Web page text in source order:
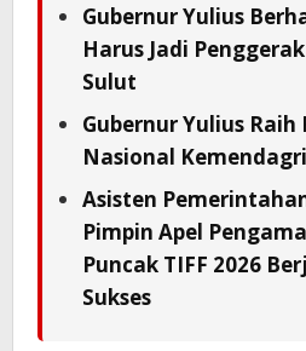
Gubernur Yulius
Harus Jadi
Sulut
Gubernur Yulius
Nasional
Asisten
Pimpin Apel
Puncak TIFF 2026
Sukses